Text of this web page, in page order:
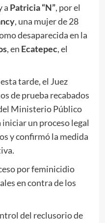
a Patricia “N”, por el
, una mujer de 28
desaparecida en la
, en Ecatepec, el
tarde, ​el Juez
de prueba recabados
Ministerio Público
un proceso legal
y confirmó la medida
por feminicidio
en contra de los
del reclusorio de